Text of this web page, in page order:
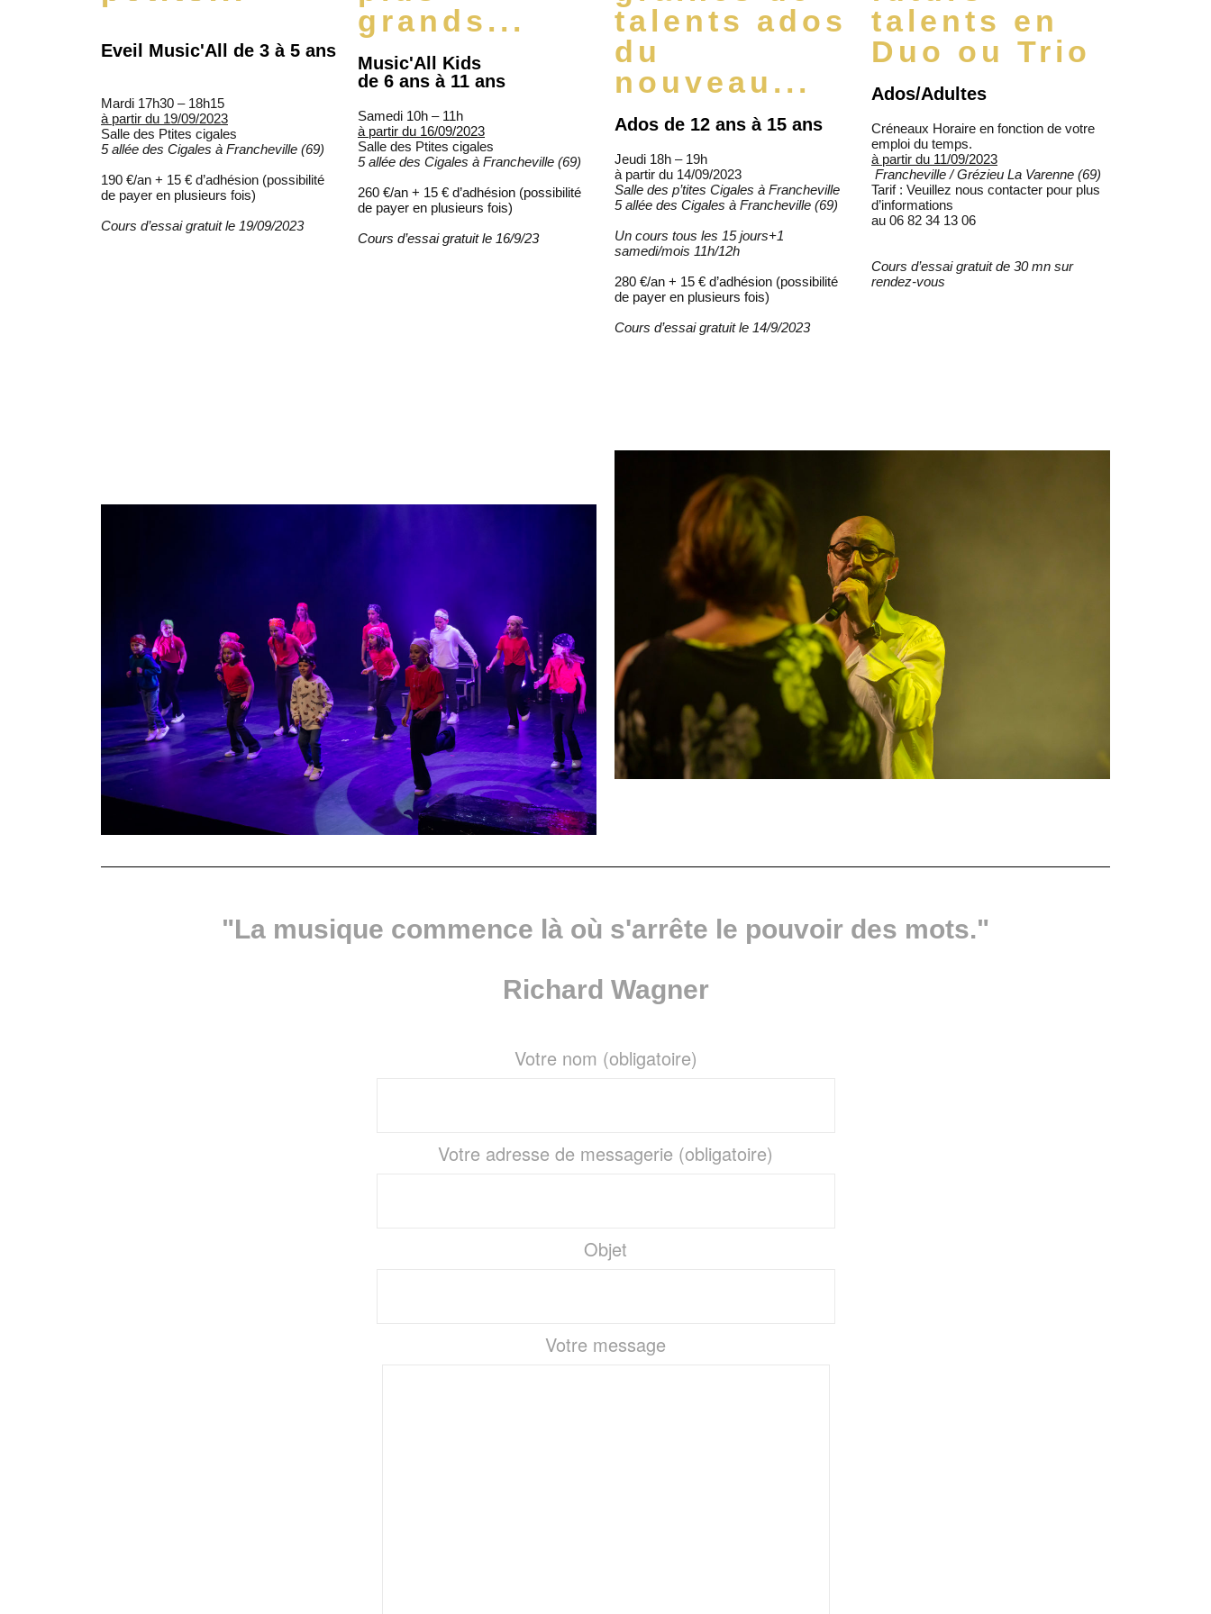
Eveil Music'All de 3 à 5 ans
Mardi 17h30 – 18h15
à partir du 19/09/2023
Salle des Ptites cigales
5 allée des Cigales à Francheville (69)
190 €/an + 15 € d’adhésion (possibilité
de payer en plusieurs fois)
Cours d’essai gratuit le 19/09/2023
grands...
Music'All Kids
de 6 ans à 11 ans
Samedi 10h – 11h
à partir du 16/09/2023
Salle des Ptites cigales
5 allée des Cigales à Francheville (69)
260 €/an + 15 € d’adhésion (possibilité
de payer en plusieurs fois)
Cours d’essai gratuit le 16/9/23
talents ados
du
nouveau...
Ados de 12 ans à 15 ans
Jeudi 18h – 19h
à partir du 14/09/2023
Salle des p’tites Cigales à Francheville
5 allée des Cigales à Francheville (69)
Un cours tous les 15 jours+1
samedi/mois 11h/12h
280 €/an + 15 € d’adhésion (possibilité
de payer en plusieurs fois)
Cours d’essai gratuit le 14/9/2023
talents en
Duo ou Trio
Ados/Adultes
Créneaux Horaire en fonction de votre
emploi du temps.
à partir du 11/09/2023
Francheville / Grézieu La Varenne (69)
Tarif : Veuillez nous contacter pour plus
d’informations
au 06 82 34 13 06
Cours d’essai gratuit de 30 mn sur
rendez-vous
"La musique commence là où s'arrête le pouvoir des mots."
Richard Wagner
Votre nom (obligatoire)
Votre adresse de messagerie (obligatoire)
Objet
Votre message